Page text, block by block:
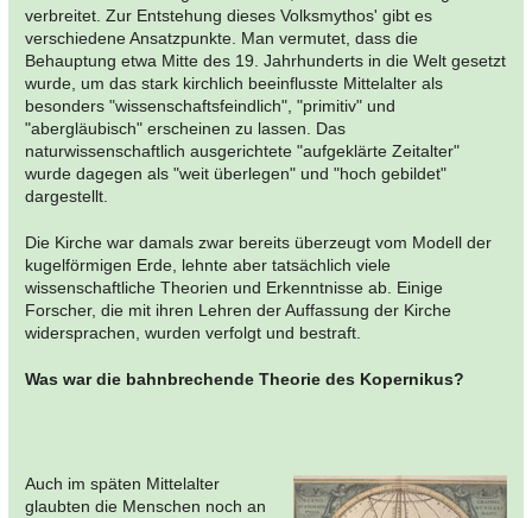
verbreitet. Zur Entstehung dieses Volksmythos' gibt es
verschiedene Ansatzpunkte. Man vermutet, dass die
Behauptung etwa Mitte des 19. Jahrhunderts in die Welt gesetzt
wurde, um das stark kirchlich beeinflusste Mittelalter als
besonders "wissenschaftsfeindlich", "primitiv" und
"abergläubisch" erscheinen zu lassen. Das
naturwissenschaftlich ausgerichtete "aufgeklärte Zeitalter"
wurde dagegen als "weit überlegen" und "hoch gebildet"
dargestellt.
Die Kirche war damals zwar bereits überzeugt vom Modell der
kugelförmigen Erde, lehnte aber tatsächlich viele
wissenschaftliche Theorien und Erkenntnisse ab. Einige
Forscher, die mit ihren Lehren der Auffassung der Kirche
widersprachen, wurden verfolgt und bestraft.
Was war die bahnbrechende Theorie des Kopernikus?
Auch im späten Mittelalter
glaubten die Menschen noch an